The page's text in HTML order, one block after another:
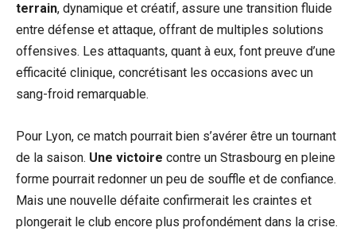
terrain, dynamique et créatif, assure une transition fluide
entre défense et attaque, offrant de multiples solutions
offensives. Les attaquants, quant à eux, font preuve d’une
efficacité clinique, concrétisant les occasions avec un
sang-froid remarquable.
Pour Lyon, ce match pourrait bien s’avérer être un tournant
de la saison. Une victoire contre un Strasbourg en pleine
forme pourrait redonner un peu de souffle et de confiance.
Mais une nouvelle défaite confirmerait les craintes et
plongerait le club encore plus profondément dans la crise.